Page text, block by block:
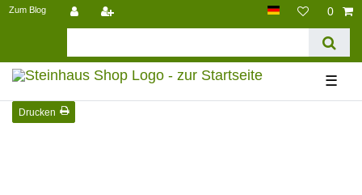
Zum Blog 0
☰
Drucken